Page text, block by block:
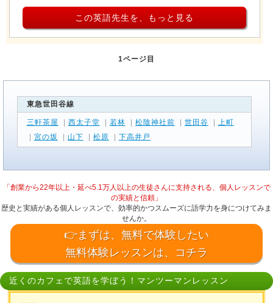
この英語先生を、もっと見る
1ページ目
東急世田谷線
三軒茶屋 西太子堂 若林 松陰神社前 世田谷
上町
宮の坂 山下 松原 下高井戸
「創業から22年以上・延べ5.1万人以上の生徒さんに支持される、個人レッスンで
の実績と信頼」
歴史と実績がある個人レッスンで、効率的かつスムーズに語学力を身につけてみま
せんか。
👉まずは、無料で体験したい
無料体験レッスンは、コチラ
近くのカフェで英語を学ぼう！マンツーマンレッスン